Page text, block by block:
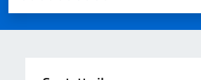
Valuta 5 stelle su 5
Valuta 4 stelle su 5
Valuta 3 stelle su 5
Valuta 2 stelle su 5
Valuta 1 stelle su 5